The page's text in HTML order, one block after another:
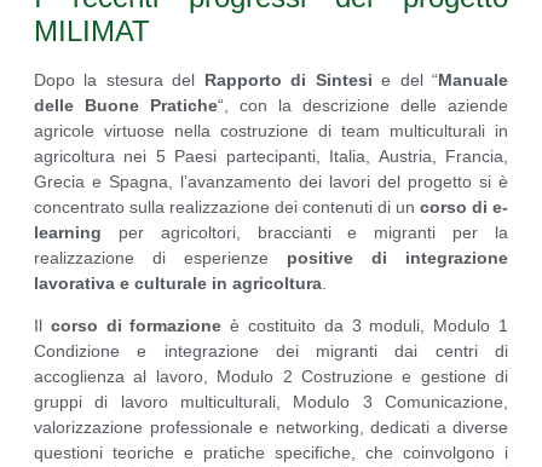
MILIMAT
Dopo la stesura del Rapporto di Sintesi e del “Manuale
delle Buone Pratiche“, con la descrizione delle aziende
agricole virtuose nella costruzione di team multiculturali in
agricoltura nei 5 Paesi partecipanti, Italia, Austria, Francia,
Grecia e Spagna, l’avanzamento dei lavori del progetto si è
concentrato sulla realizzazione dei contenuti di un corso di e-
learning per agricoltori, braccianti e migranti per la
realizzazione di esperienze positive di integrazione
lavorativa e culturale in agricoltura
Il corso di formazione è costituito da 3 moduli, Modulo 1
Condizione e integrazione dei migranti dai centri di
accoglienza al lavoro, Modulo 2 Costruzione e gestione di
gruppi di lavoro multiculturali, Modulo 3 Comunicazione,
valorizzazione professionale e networking, dedicati a diverse
questioni teoriche e pratiche specifiche, che coinvolgono i